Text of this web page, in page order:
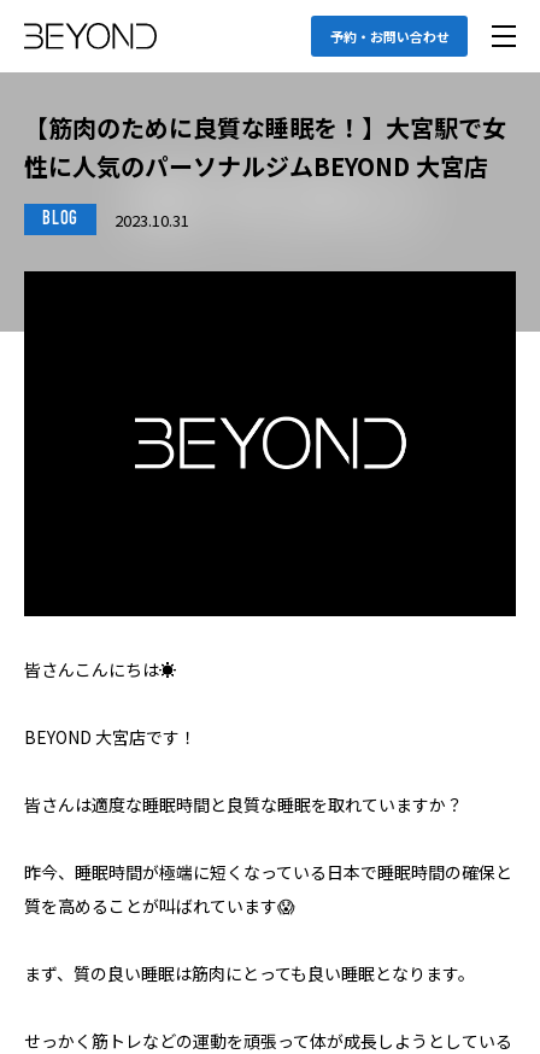
予約・お問い合わせ
【筋肉のために良質な睡眠を！】大宮駅で女
性に人気のパーソナルジムBEYOND 大宮店
BLOG 2023.10.31
皆さんこんにちは☀️
BEYOND 大宮店です！
皆さんは適度な睡眠時間と良質な睡眠を取れていますか？
昨今、睡眠時間が極端に短くなっている日本で睡眠時間の確保と
質を高めることが叫ばれています😱
まず、質の良い睡眠は筋肉にとっても良い睡眠となります。
せっかく筋トレなどの運動を頑張って体が成長しようとしている